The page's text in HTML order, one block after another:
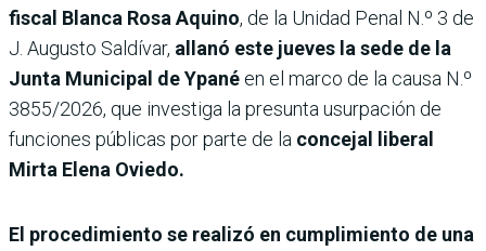
fiscal Blanca Rosa Aquino, de la Unidad Penal N.º 3 de
J. Augusto Saldívar, allanó este jueves la sede de la
Junta Municipal de Ypané en el marco de la causa N.º
3855/2026, que investiga la presunta usurpación de
funciones públicas por parte de la concejal liberal
Mirta Elena Oviedo.
El procedimiento se realizó en cumplimiento de una